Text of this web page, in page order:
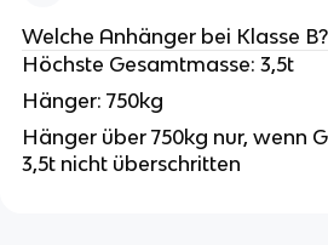
Welche Anhänger bei Klasse B?
Höchste Gesamtmasse: 3,5t
Hänger: 750kg
Hänger über 750kg nur, wenn
3,5t nicht überschritten